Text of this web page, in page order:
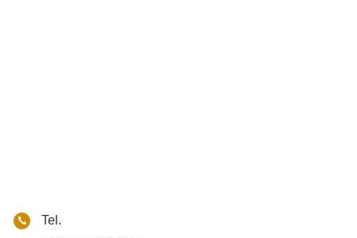
Tel.